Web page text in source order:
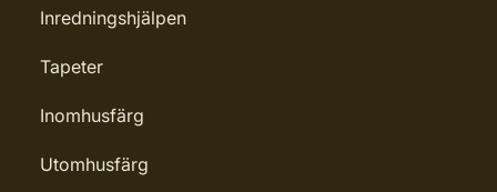
Inredningshjälpen
Tapeter
Inomhusfärg
Utomhusfärg